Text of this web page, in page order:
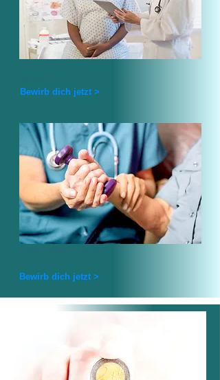
Bewirb dich jetzt >
Bewirb dich jetzt >